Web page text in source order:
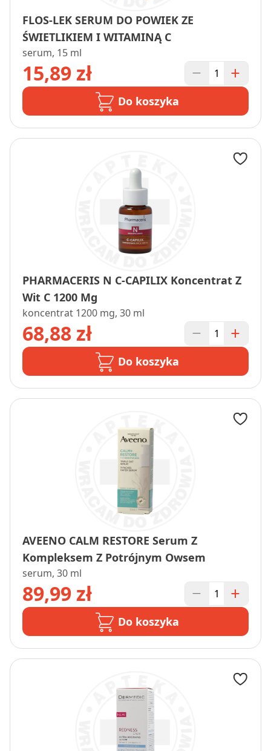
FLOS-LEK SERUM DO POWIEK ZE
ŚWIETLIKIEM I WITAMINĄ C
serum, 15 ml
15,89 zł
Do koszyka
PHARMACERIS N C-CAPILIX Koncentrat Z
Wit C 1200 Mg
koncentrat 1200 mg, 30 ml
68,88 zł
Do koszyka
AVEENO CALM RESTORE Serum Z
Kompleksem Z Potrójnym Owsem
serum, 30 ml
89,99 zł
Do koszyka